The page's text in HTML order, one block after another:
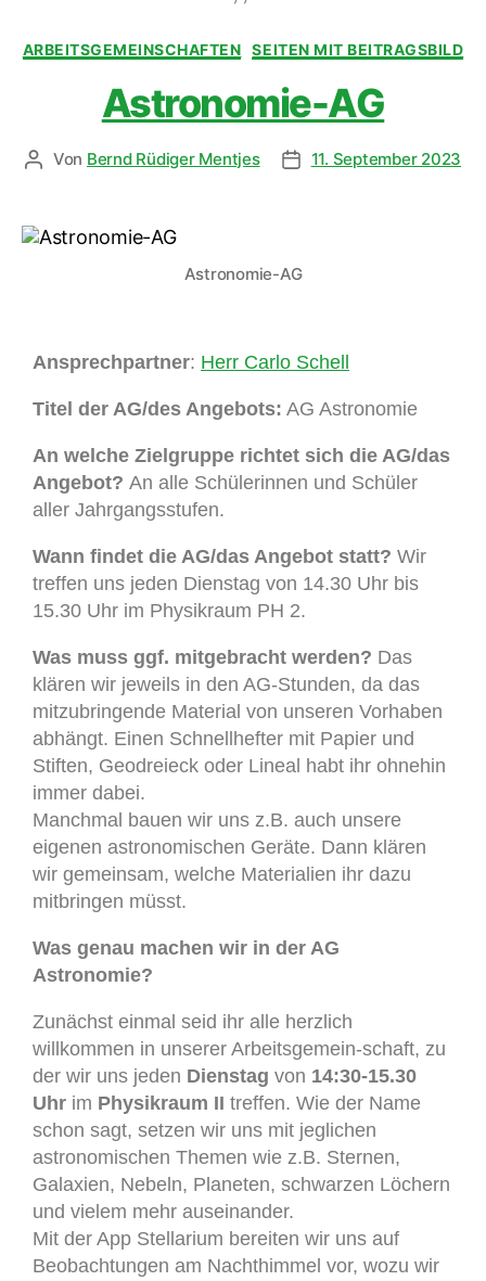
ARBEITSGEMEINSCHAFTEN SEITEN MIT BEITRAGSBILD
Astronomie-AG
Von Bernd Rüdiger Mentjes 11. September 2023
Astronomie-AG
Ansprechpartner: Herr Carlo Schell
Titel der AG/des Angebots: AG Astronomie
An welche Zielgruppe richtet sich die AG/das
Angebot? An alle Schülerinnen und Schüler
aller Jahrgangsstufen.
Wann findet die AG/das Angebot statt? Wir
treffen uns jeden Dienstag von 14.30 Uhr bis
15.30 Uhr im Physikraum PH 2.
Was muss ggf. mitgebracht werden? Das
klären wir jeweils in den AG-Stunden, da das
mitzubringende Material von unseren Vorhaben
abhängt. Einen Schnellhefter mit Papier und
Stiften, Geodreieck oder Lineal habt ihr ohnehin
immer dabei.
Manchmal bauen wir uns z.B. auch unsere
eigenen astronomischen Geräte. Dann klären
wir gemeinsam, welche Materialien ihr dazu
mitbringen müsst.
Was genau machen wir in der AG
Astronomie?
Zunächst einmal seid ihr alle herzlich
willkommen in unserer Arbeitsgemein-schaft, zu
der wir uns jeden Dienstag von 14:30-15.30
Uhr im Physikraum II treffen. Wie der Name
schon sagt, setzen wir uns mit jeglichen
astronomischen Themen wie z.B. Sternen,
Galaxien, Nebeln, Planeten, schwarzen Löchern
und vielem mehr auseinander.
Mit der App Stellarium bereiten wir uns auf
Beobachtungen am Nachthimmel vor, wozu wir